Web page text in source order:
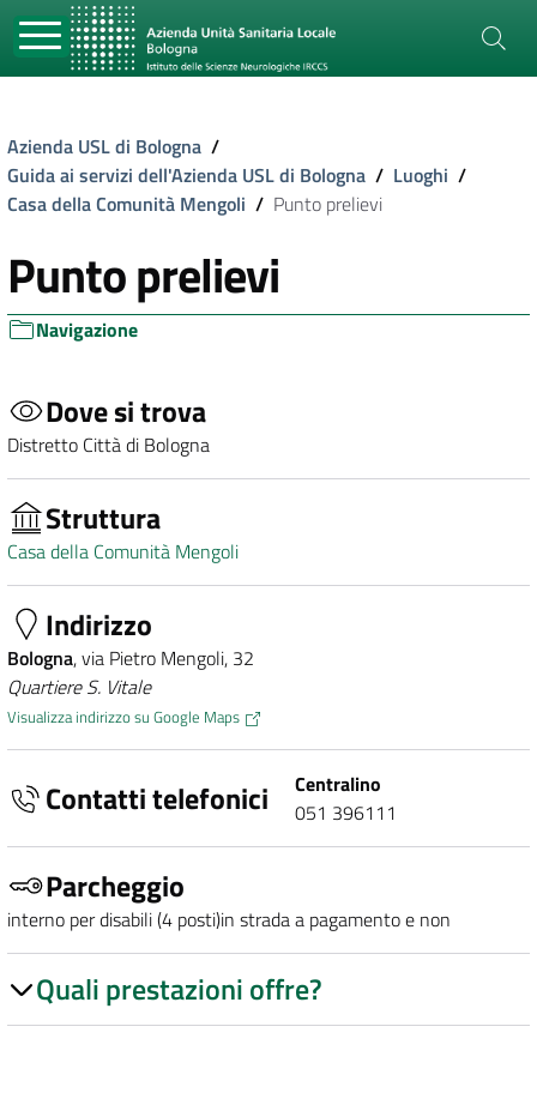
Azienda USL di Bologna /
Guida ai servizi dell'Azienda USL di Bologna / Luoghi /
Casa della Comunità Mengoli / Punto prelievi
Punto prelievi
Navigazione
Dove si trova
Distretto Città di Bologna
Struttura
Casa della Comunità Mengoli
Indirizzo
Bologna, via Pietro Mengoli, 32
Quartiere S. Vitale
Visualizza indirizzo su Google Maps
Contatti telefonici
Centralino
051 396111
Parcheggio
interno per disabili (4 posti)in strada a pagamento e non
Quali prestazioni offre?